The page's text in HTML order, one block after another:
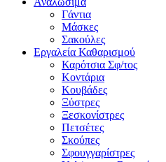
Γάντια
Μάσκες
Σακούλες
Εργαλεία Καθαρισμού
Καρότσια Σφ/τος
Κοντάρια
Κουβάδες
Ξύστρες
Ξεσκονίστρες
Πετσέτες
Σκούπες
Σφουγγαρίστρες